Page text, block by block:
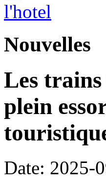
Nouvelles
Les
plein
Date: 2025-